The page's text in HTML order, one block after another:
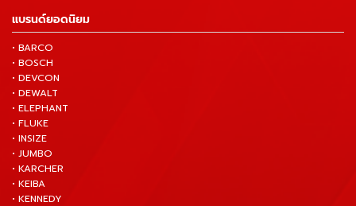
แบรนด์ยอดนิยม
• BARCO
• BOSCH
• DEVCON
• DEWALT
• ELEPHANT
• FLUKE
• INSIZE
• JUMBO
• KARCHER
• KEIBA
• KENNEDY